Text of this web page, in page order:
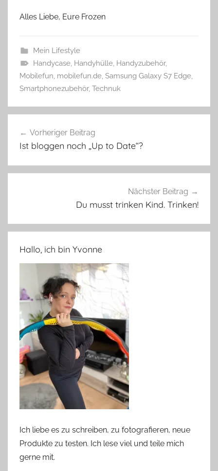
Alles Liebe, Eure Frozen
Mein Lifestyle
Handycase, Handyhülle, Handyzubehör,
Mobilefun, mobilefun.de, Samsung Galaxy S7 Edge,
Smartphonezubehör, Technuk
Vorheriger Beitrag
Ist bloggen noch „Up to Date“?
Nächster Beitrag
Du musst trinken Kind. Trinken!
Hallo, ich bin Yvonne
Ich liebe es zu schreiben, zu fotografieren, neue
Produkte zu testen. Ich lese viel und teile mich
gerne mit.